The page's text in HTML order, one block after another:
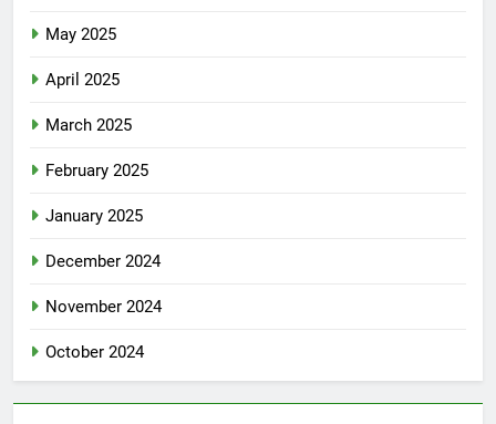
May 2025
April 2025
March 2025
February 2025
January 2025
December 2024
November 2024
October 2024